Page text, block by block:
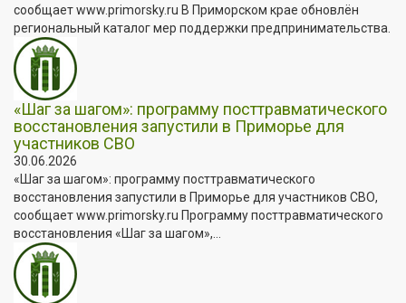
сообщает www.primorsky.ru В Приморском крае обновлён
региональный каталог мер поддержки предпринимательства.
«Шаг за шагом»: программу посттравматического
восстановления запустили в Приморье для
участников СВО
30.06.2026
«Шаг за шагом»: программу посттравматического
восстановления запустили в Приморье для участников СВО,
сообщает www.primorsky.ru Программу посттравматического
восстановления «Шаг за шагом»,...